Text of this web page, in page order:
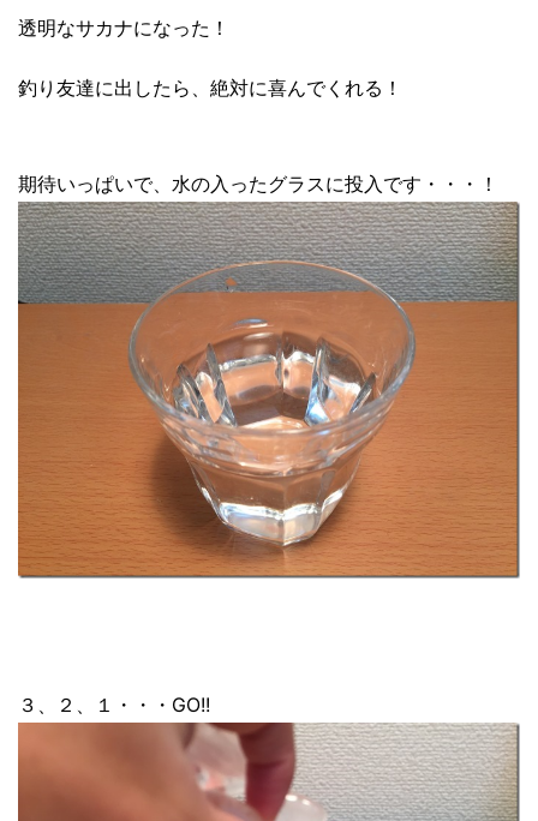
透明なサカナになった！
釣り友達に出したら、絶対に喜んでくれる！
期待いっぱいで、水の入ったグラスに投入です・・・！
３、２、１・・・GO!!